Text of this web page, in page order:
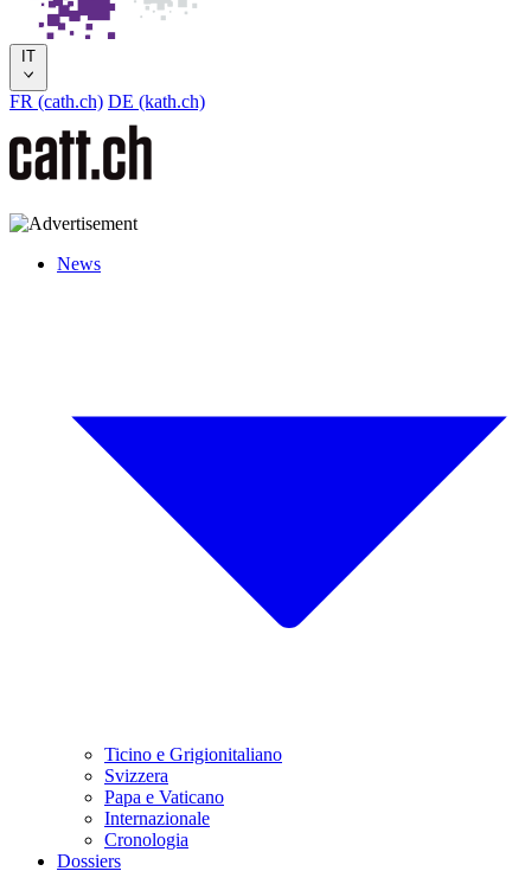
IT
FR (cath.ch) DE (kath.ch)
News
Ticino e Grigionitaliano
Svizzera
Papa e Vaticano
Internazionale
Cronologia
Dossiers